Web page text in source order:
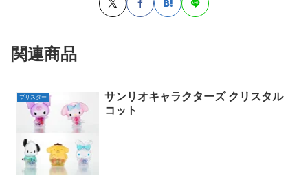
関連商品
ブリスター
サンリオキャラクターズ クリスタル
コット